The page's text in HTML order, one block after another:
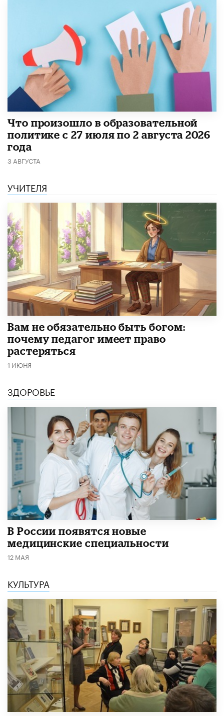
​Что произошло в образовательной
политике с 27 июля по 2 августа 2026
года
3 АВГУСТА
УЧИТЕЛЯ
​Вам не обязательно быть богом:
почему педагог имеет право
растеряться
1 ИЮНЯ
ЗДОРОВЬЕ
В России появятся новые
медицинские специальности
12 МАЯ
КУЛЬТУРА